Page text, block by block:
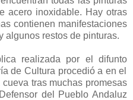
acero inoxidable. Hay otras
contienen manifestaciones
algunos restos de pinturas.
realizada por el difunto
de Cultura procedió a en el
tras muchas promesas
del Pueblo Andaluz